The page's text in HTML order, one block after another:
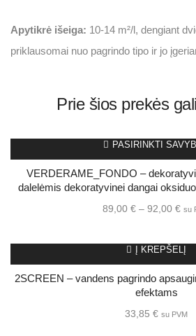
Apytikrė išeiga: 10-14 m²/l, dengiant
priklausomai nuo pagrindo tipo ir jo
Prie šios prekės
PASIRINKTI
VERDERAME_FONDO –
dalelėmis dekoratyvinei dangai
89,00 € – 92,00 € su
Į KREPŠELĮ
2SCREEN – vandens pagrindo
efektams
33,85 € su PVM